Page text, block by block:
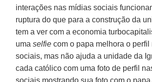
interações nas mídias sociais
ruptura do que para a construção da
tem a ver com a economia
umaselfie com o papa melhora o perfil
sociais, mas não ajuda a unidade da
cada católico com uma foto de perfil
sociais mostrando sua foto com o